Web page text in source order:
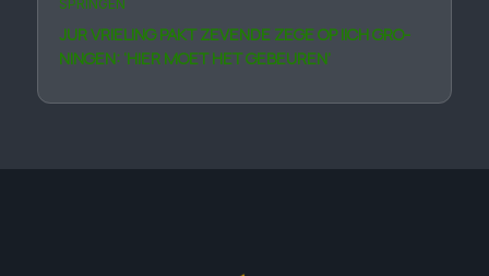
SPRINGEN
JUR VRIELING PAKT ZEVENDE ZEGE OP IICH GRO­
NINGEN: ‘HIER MOET HET GE­BEUREN’